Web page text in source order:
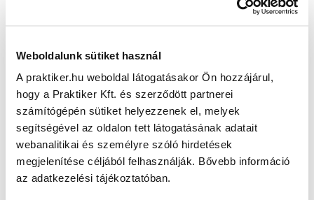
Weboldalunk sütiket használ
A praktiker.hu weboldal látogatásakor Ön hozzájárul,
hogy a Praktiker Kft. és szerződött partnerei
számítógépén sütiket helyezzenek el, melyek
segítségével az oldalon tett látogatásának adatait
webanalitikai és személyre szóló hirdetések
megjelenítése céljából felhasználják. Bővebb információ
az adatkezelési tájékoztatóban.
Oldal újratöltése